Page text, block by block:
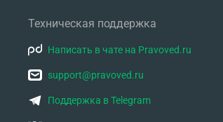
Техническая поддержка
Написать в чате на Pravoved.ru
support@pravoved.ru
Поддержка в Telegram